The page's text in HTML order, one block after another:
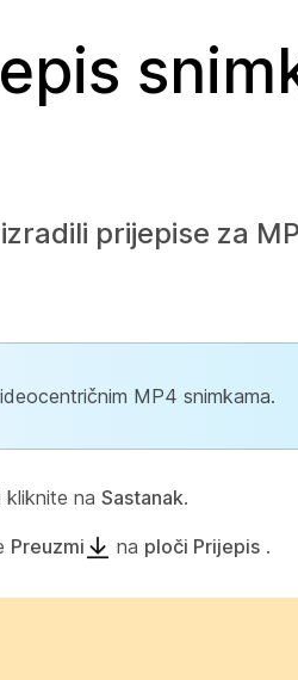
prijepise za
MP4 snimkama.
kliknite na Sastanak.
Preuzmi na ploči Prijepis .